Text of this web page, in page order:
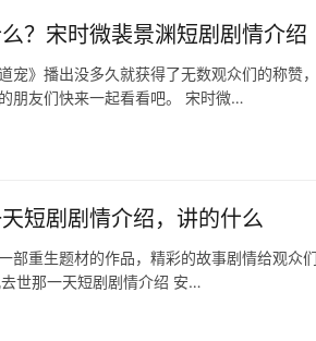
？宋时微裴景渊短剧剧情介绍
宠》播出没多久就获得了无数观众们的称赞
朋友们快来一起看看吧。 宋时微…
短剧剧情介绍，讲的什么
部重生题材的作品，精彩的故事剧情给观众
世那一天短剧剧情介绍 安…